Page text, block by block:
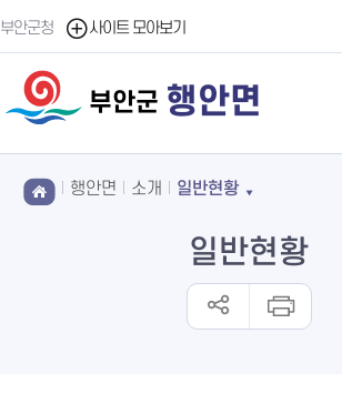
부안군청 사이트 모아보기
부안군 행안면
행안면 소개 일반현황
일반현황